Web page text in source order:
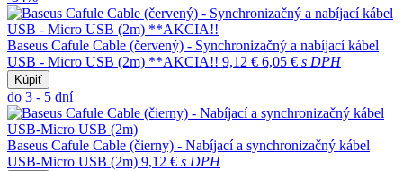
Baseus Cafule Cable (červený) - Synchronizačný a nabíjací kábel
USB - Micro USB (2m) **AKCIA!! 9,12 € 6,05 € s DPH
Kúpiť
do 3 - 5 dní
Baseus Cafule Cable (čierny) - Nabíjací a synchronizačný kábel
USB-Micro USB (2m) 9,12 € s DPH